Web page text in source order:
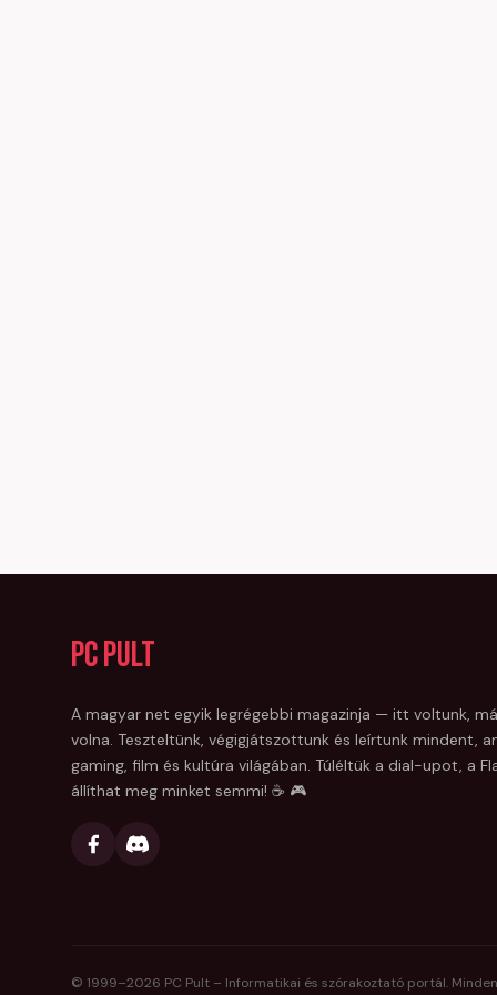
PC Pult
A magyar net egyik legrégebbi magazinja — itt voltunk,
volna. Teszteltünk, végigjátszottunk és leírtunk mindent,
gaming, film és kultúra világában. Túléltük a dial-upot, a
állíthat meg minket semmi! ☕ 🎮
© 1999–2026 PC Pult – Informatikai és szórakoztató portál.